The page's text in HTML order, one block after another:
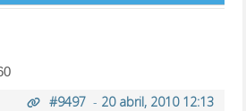
#9497- 20 abril, 2010 12:13